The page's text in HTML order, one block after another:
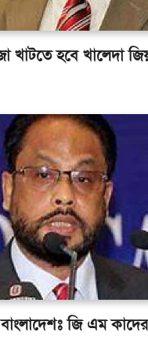
খাটতে হবে খালেদা
বাংলাদেশঃ জি এম কাদের